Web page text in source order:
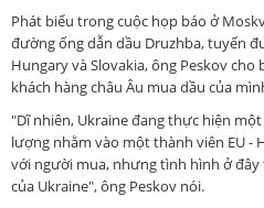
Phát biểu trong cuộc họp báo ở
đường ống dẫn dầu Druzhba, tuyến
Hungary và Slovakia, ông Peskov cho
khách hàng châu Âu mua dầu của
"Dĩ nhiên, Ukraine đang thực hiện
lượng nhằm vào một thành viên EU -
với người mua, nhưng tình hình ở
của Ukraine", ông Peskov nói.